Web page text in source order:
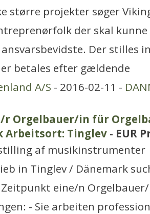
større projekter søger
der skal
Der stilles
betales efter gældende
A/S - 2016-02-11 -
r Orgelbauer/in für
Arbeitsort: Tinglev - EUR
af musikinstrumenter
in Tinglev / Dänemark
eine/n
- Sie arbeiten